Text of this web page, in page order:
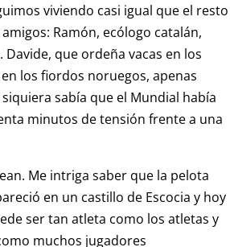
viviendo casi igual que el resto
Ramón, ecólogo catalán,
que ordeña vacas en los
los fiordos noruegos, apenas
sabía que el Mundial había
minutos de tensión frente a una
Me intriga saber que la pelota
en un castillo de Escocia y hoy
ser tan atleta como los atletas y
muchos jugadores